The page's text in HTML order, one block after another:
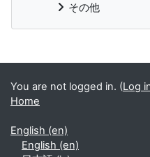
その他
Supplementary
You are not logged in. (Log
Home
English ‎(en)‎
English ‎(en)‎